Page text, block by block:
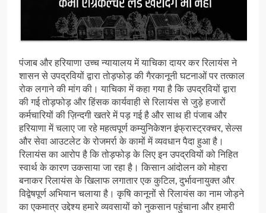
पंजाब और हरियाणा उच्च न्यायालय में याचिका दायर कर रिलायंस ने
शासन से उपद्रवियों द्वारा तोड़फोड़ की गैरकानूनी घटनाओं पर तत्काल
रोक लगाने की मांग की। याचिका में कहा गया है कि उपद्रवियों द्वारा
की गई तोड़फोड़ और हिंसक कार्यवाही से रिलायंस से जुड़े हजारों
कर्मचारियों की ज़िन्दगी खतरे में पड़ गई है और साथ ही पंजाब और
हरियाणा में चलाए जा रहे महत्वपूर्ण कम्युनिकेशन इंफ्रास्ट्रक्चर, सेल्स
और सेवा आउटलेट के रोजमर्रा के कामों में व्यवधान पैदा हुआ है।
रिलायंस का आरोप है कि तोड़फोड़ के लिए इन उपद्रवियों को निहित
स्वार्थ के कारण उकसाया जा रहा है। किसान आंदोलन को मोहरा
बनाकर रिलायंस के खिलाफ लगातार एक कुटिल, दुर्भावनायुक्त और
विद्वेषपूर्ण अभियान चलाया है। कृषि कानूनों से रिलायंस का नाम जोड़ने
का एकमात्र उद्देश्य हमारे व्यवसायों को नुकसान पहुंचाना और हमारी